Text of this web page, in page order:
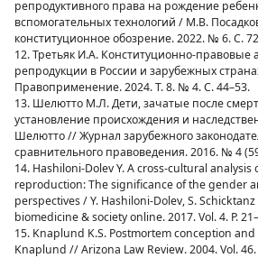
репродуктивного права на рождение
вспомогательных технологий / М.В.
конституционное обозрение. 2022. № 6. С.
12. Третьяк И.А. Конституционно-правовые
репродукции в России и зарубежных
Правоприменение. 2024. Т. 8. № 4. С. 44–53.
13. Шелютто М.Л. Дети, зачатые после
установление происхождения и
Шелютто // Журнал зарубежного
сравнительного правоведения. 2016. № 4
14. Hashiloni-Dolev Y. A cross-cultural
reproduction: The significance of the gender
perspectives / Y. Hashiloni-Dolev, S.
biomedicine & society online. 2017. Vol. 4. P.
15. Knaplund K.S. Postmortem conception
Knaplund // Arizona Law Review. 2004. Vol. 46.